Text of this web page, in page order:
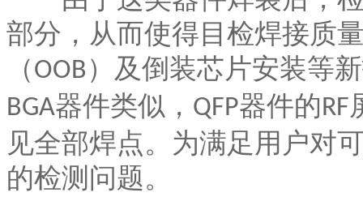
部分，从而使得目检焊接质
（OOB ）及倒装芯片安装等
BGA器件类似， QFP器件的RF
见全部焊点。为满足用户对
的检测问题。